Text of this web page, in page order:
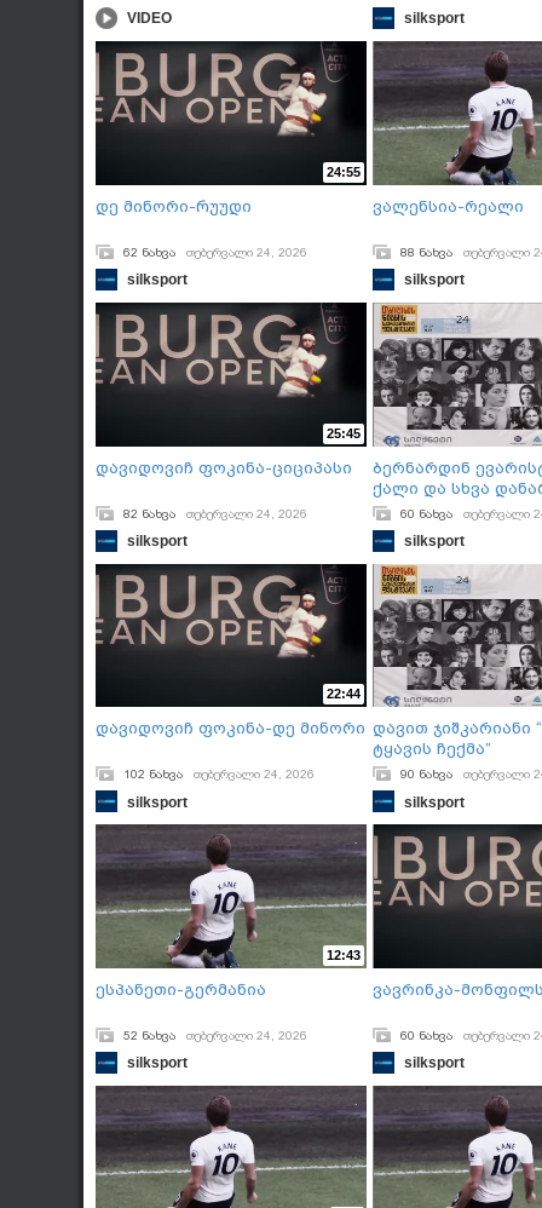
VIDEO silksport
24:55
დე მინორი-Რუუდი
62 ნახვა თებერვალი 24, 2026
silksport
ვალენსია-რეალი
88 ნახვა თებერვალი
silksport
25:45
დავიდოვიჩ ფოკინა-ციციპასი
82 ნახვა თებერვალი 24, 2026
silksport
ბერნარდინ
ქალი და სხვა
60 ნახვა თებერვალი
silksport
22:44
დავიდოვიჩ ფოკინა-დე მინორი
102 ნახვა თებერვალი 24, 2026
silksport
დავით ჯიშკარიანი
ტყავის ჩექმა”
90 ნახვა თებერვალი
silksport
12:43
ესპანეთი-გერმანია
52 ნახვა თებერვალი 24, 2026
silksport
ვავრინკა-
60 ნახვა თებერვალი
silksport